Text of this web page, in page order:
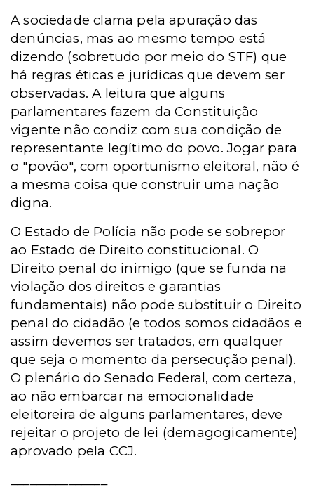
A sociedade clama pela apuração das
denúncias, mas ao mesmo tempo está
dizendo (sobretudo por meio do STF) que
há regras éticas e jurídicas que devem ser
observadas. A leitura que alguns
parlamentares fazem da Constituição
vigente não condiz com sua condição de
representante legítimo do povo. Jogar para
o "povão", com oportunismo eleitoral, não é
a mesma coisa que construir uma nação
digna.
O Estado de Polícia não pode se sobrepor
ao Estado de Direito constitucional. O
Direito penal do inimigo (que se funda na
violação dos direitos e garantias
fundamentais) não pode substituir o Direito
penal do cidadão (e todos somos cidadãos e
assim devemos ser tratados, em qualquer
que seja o momento da persecução penal).
O plenário do Senado Federal, com certeza,
ao não embarcar na emocionalidade
eleitoreira de alguns parlamentares, deve
rejeitar o projeto de lei (demagogicamente)
aprovado pela CCJ.